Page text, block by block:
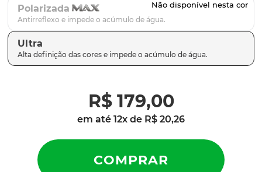
Polarizada
Ultra
R$ 179,00
em até 12x de R$ 20,26